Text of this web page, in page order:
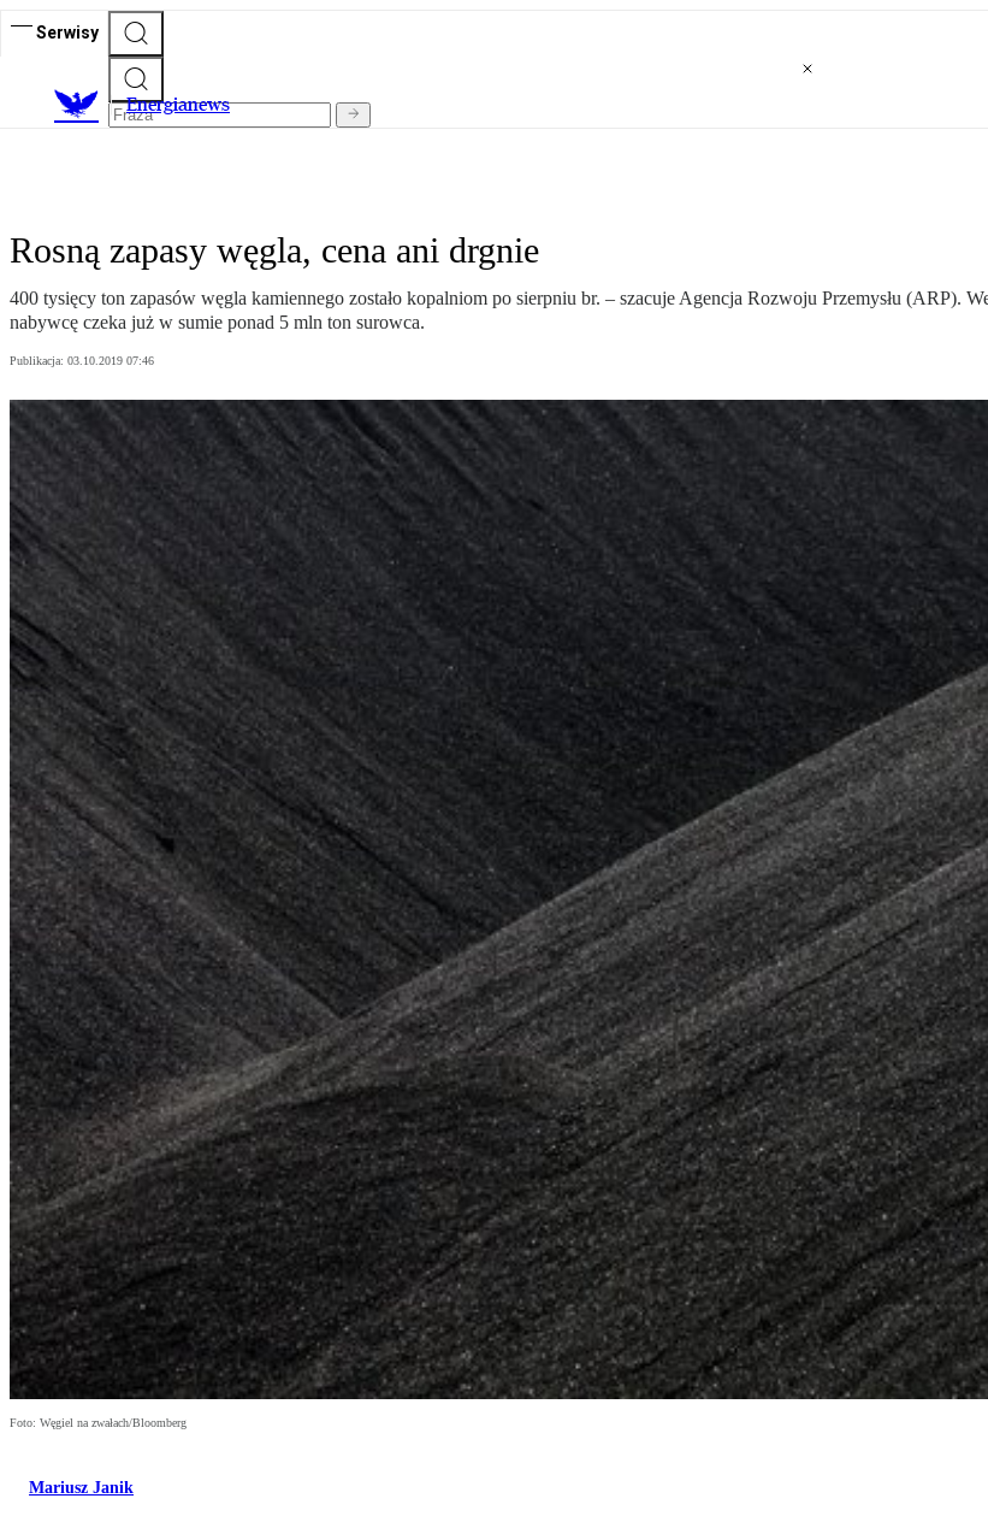
Serwisy
Energianews
Rosną zapasy węgla, cena ani drgnie
400 tysięcy ton zapasów węgla kamiennego zostało kopalniom po sierpniu br. – szacuje Agencja Rozwoju Przemysłu (ARP).
nabywcę czeka już w sumie ponad 5 mln ton surowca.
Publikacja: 03.10.2019 07:46
Foto: Węgiel na zwałach/Bloomberg
Mariusz Janik